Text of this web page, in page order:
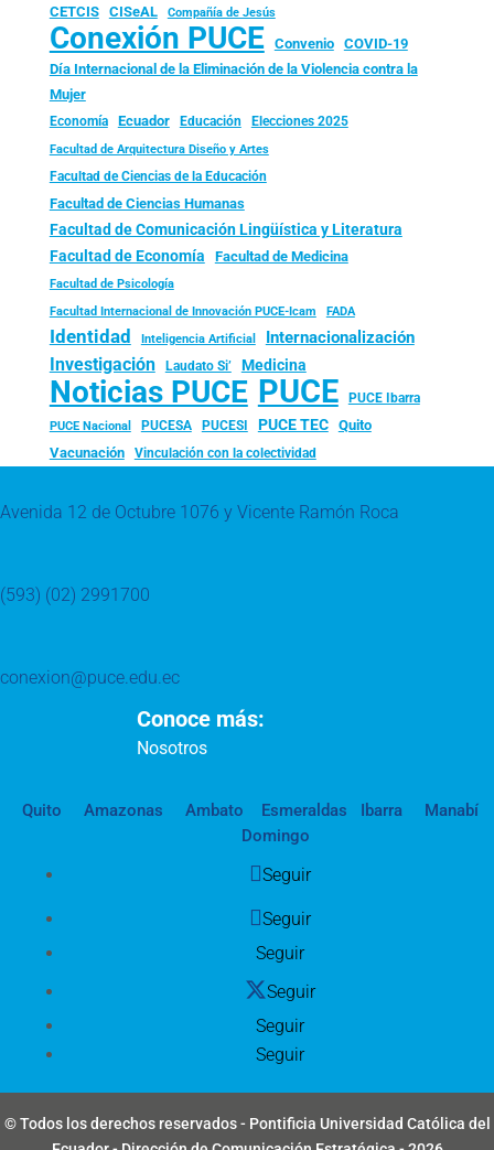
CETCIS CISeAL Compañía de Jesús
Conexión PUCE Convenio
COVID-19
Día Internacional de la Eliminación de la Violencia contra la
Mujer
Economía Ecuador Educación Elecciones 2025
Facultad de Arquitectura Diseño y Artes
Facultad de Ciencias de la Educación
Facultad de Ciencias Humanas
Facultad de Comunicación Lingüística y Literatura
Facultad de Economía Facultad de Medicina
Facultad de Psicología
Facultad Internacional de Innovación PUCE-Icam FADA
Identidad Inteligencia Artificial Internacionalización
Investigación Laudato Si’ Medicina
Noticias PUCE PUCE PUCE Ibarra
PUCE Nacional PUCESA PUCESI PUCE TEC
Quito
Vacunación
Vinculación con la colectividad
Avenida 12 de Octubre 1076 y Vicente Ramón Roca
(593) (02) 2991700
conexion@puce.edu.ec
Conoce más:
Nosotros
Quito Amazonas Ambato Esmeraldas Ibarra
Manabí
Domingo
Seguir
Seguir
Seguir
Seguir
Seguir
Seguir
© Todos los derechos reservados - Pontificia Universidad Católica del